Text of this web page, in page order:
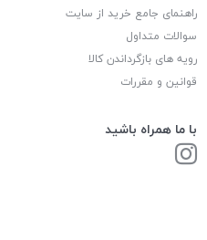
راهنمای جامع خرید از سایت
سوالات متداول
رویه های بازگرداندن کالا
قوانین و مقررات
با ما همراه باشید